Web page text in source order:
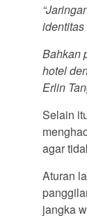
Bahkan
hotel
Erlin
Selain
agar
Aturan
jangka